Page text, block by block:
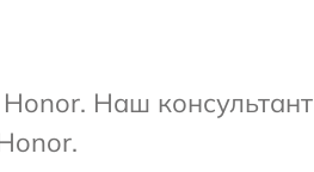
Наш консультант